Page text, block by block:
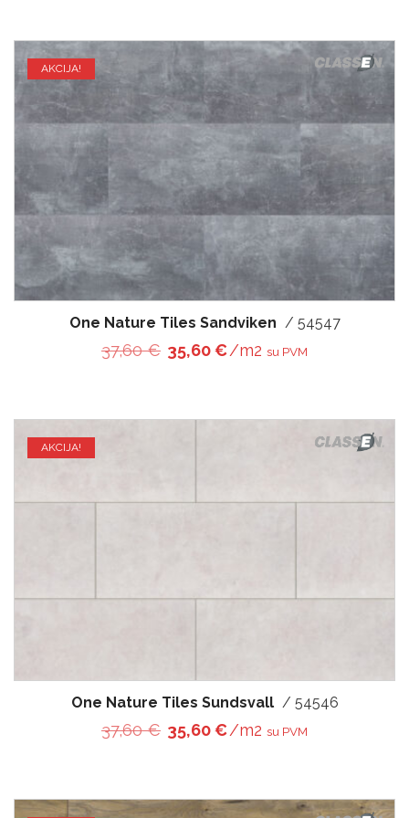
AKCIJA!
One Nature Tiles Sandviken / 54547
37,60€ Original price was: 37,60 €.
35,60€Current price is: 35,60
/m2 su PVM
AKCIJA!
One Nature Tiles Sundsvall / 54546
37,60€ Original price was: 37,60 €.
35,60€Current price is: 35,60
/m2 su PVM